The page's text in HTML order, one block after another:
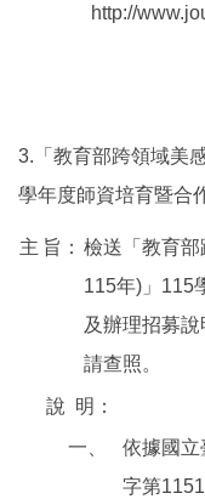
http://
3.「教育部跨領域美
學年度師資培育暨合
主 旨： 檢送「教育
115年)」115
及辦理招募
請查照。
說 明：
一、
依據國
字第